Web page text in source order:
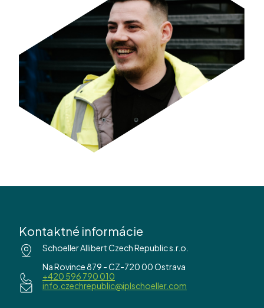
Kontaktné informácie
Schoeller Allibert Czech Republic s.r.o.
Na Rovince 879 - CZ-720 00 Ostrava
+420 596 790 010
info.czechrepublic@iplschoeller.com